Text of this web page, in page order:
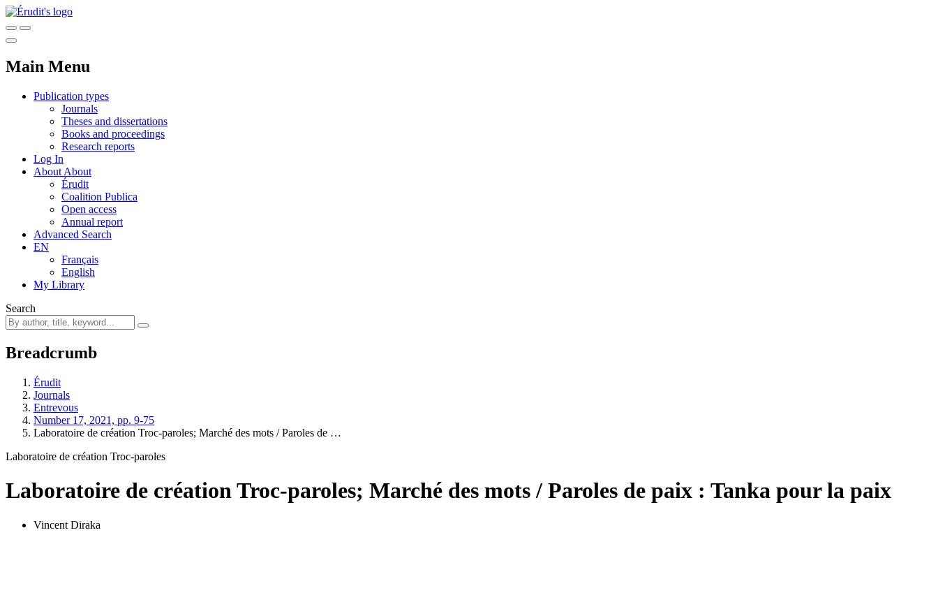
Main Menu
Publication types
Journals
Theses and dissertations
Books and proceedings
Research reports
Log In
About About
Érudit
Coalition Publica
Open access
Annual report
Advanced Search
EN
Français
English
My Library
Search
Breadcrumb
Érudit
Journals
Entrevous
Number 17, 2021, pp. 9-75
Laboratoire de création Troc-paroles; Marché des mots / Paroles de …
Laboratoire de création Troc-paroles
Laboratoire de création Troc-paroles; Marché des mots / Paroles de paix : Tanka pour la paix
Vincent Diraka